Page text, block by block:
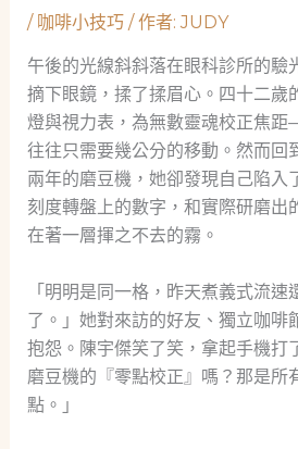
/ 咖啡小技巧/ 作者:JUDY
午後的光線斜斜落在眼科診所的驗
摘下眼鏡，揉了揉眉心。四十二歲
燈與視力表，為無數靈魂校正焦
往往只需要幾公分的移動。然而回
兩年的磨豆機，她卻發現自己陷入
刻度轉盤上的數字，和實際研磨出
在著一層揮之不去的霧。
「明明是同一格，昨天煮義式流
了。」她對來訪的好友、獨立咖啡
抱怨。陳宇傑笑了笑，拿起手機打
磨豆機的『零點校正』嗎？那是所
點。」